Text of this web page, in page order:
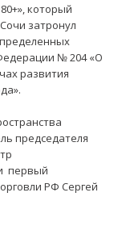
который
затронул
№ 204 «О
развития
председателя
первый
РФ Сергей